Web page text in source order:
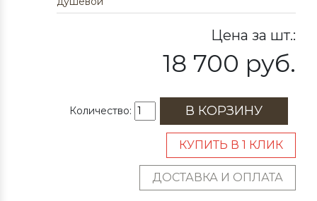
Цена за шт.:
18 700 руб.
Количество: В КОРЗИНУ
КУПИТЬ В 1 КЛИК
ДОСТАВКА И ОПЛАТА